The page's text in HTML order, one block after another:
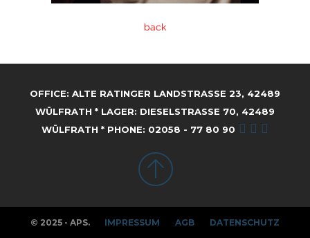
back
OFFICE: ALTE RATINGER LANDSTRASSE 23, 42489 W
ÜLFRATH * LAGER: DIESELSTRASSE 70, 42489 WÜ
LFRATH * PHONE: 02058 - 77 80 90
© 2025 - APS. IMPRESSUM AGB DATENSCHUTZ